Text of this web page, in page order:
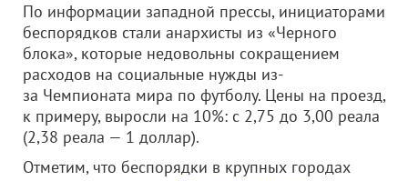
По информации западной прессы, инициаторами
беспорядков стали анархисты из «Черного
блока», которые недовольны сокращением
расходов на социальные нужды из-
за Чемпионата мира по футболу. Цены на проезд,
к примеру, выросли на 10%: с 2,75 до 3,00 реала
(2,38 реала — 1 доллар).
Отметим, что беспорядки в крупных городах